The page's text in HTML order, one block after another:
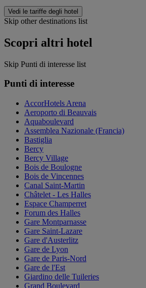
Vedi le tariffe degli hotel
Skip other destinations list
Scopri altri hotel
Skip Punti di interesse list
Punti di interesse
AccorHotels Arena
Aeroporto di Beauvais
Aquaboulevard
Assemblea Nazionale (Francia)
Bastiglia
Bercy
Bercy Village
Bois de Boulogne
Bois de Vincennes
Canal Saint-Martin
Châtelet - Les Halles
Espace Champerret
Forum des Halles
Gare Montparnasse
Gare Saint-Lazare
Gare d'Austerlitz
Gare de Lyon
Gare de Paris-Nord
Gare de l'Est
Giardino delle Tuileries
Grand Boulevard